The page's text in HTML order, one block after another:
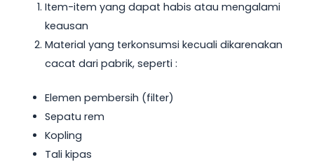
Item-item yang dapat habis atau mengalami
keausan
Material yang terkonsumsi kecuali dikarenakan
cacat dari pabrik, seperti :
Elemen pembersih (filter)
Sepatu rem
Kopling
Tali kipas